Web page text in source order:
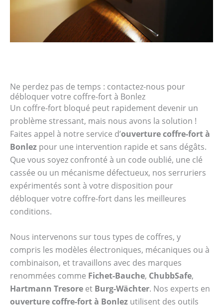
Ne perdez pas de temps : contactez-nous pour
débloquer votre coffre-fort à Bonlez
Un coffre-fort bloqué peut rapidement devenir un
problème stressant, mais nous avons la solution !
Faites appel à notre service d’ouverture coffre-fort à
Bonlez pour une intervention rapide et sans dégâts.
Que vous soyez confronté à un code oublié, une clé
cassée ou un mécanisme défectueux, nos serruriers
expérimentés sont à votre disposition pour
débloquer votre coffre-fort dans les meilleures
conditions.
Nous intervenons sur tous types de coffres, y
compris les modèles électroniques, mécaniques ou à
combinaison, et travaillons avec des marques
renommées comme Fichet-Bauche, ChubbSafe,
Hartmann Tresore et Burg-Wächter. Nos experts en
ouverture coffre-fort à Bonlez utilisent des outils